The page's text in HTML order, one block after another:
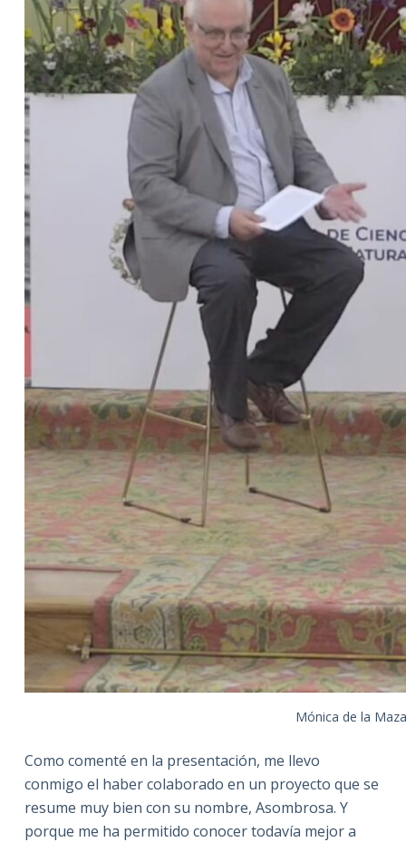
Mónica de la
Como comenté en la presentación, me llevo
conmigo el haber colaborado en un proyecto que se
resume muy bien con su nombre, Asombrosa. Y
porque me ha permitido conocer todavía mejor a